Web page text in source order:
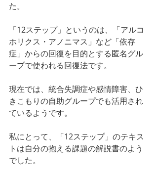
た。
「12ステップ」というのは、「アルコ
ホリクス・アノニマス」など「依存
症」からの回復を目的とする匿名グル
ープで使われる回復法です。
現在では、統合失調症や感情障害、ひ
きこもりの自助グループでも活用され
ているようです。
私にとって、「12ステップ」のテキス
トは自分の抱える課題の解説書のよう
でした。